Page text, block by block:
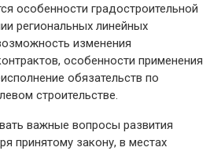
особенности градостроительной
региональных линейных
изменения
особенности применения
обязательств по
строительстве.
важные вопросы развития
принятому закону, в местах